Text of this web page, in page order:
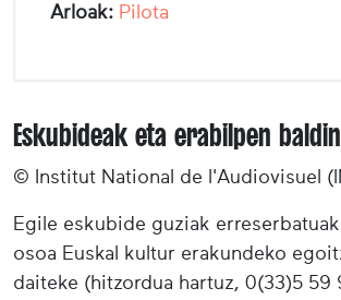
Arloak: Pilota
Eskubideak eta erabilpen
© Institut National de l'Audiovisuel
Egile eskubide guziak
osoa Euskal kultur erakundeko
daiteke (hitzordua hartuz, 0(33)5 59